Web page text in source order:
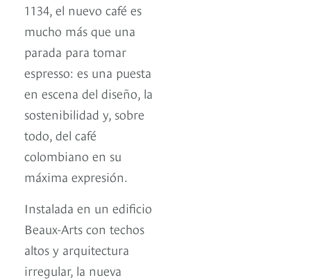
1134, el nuevo café es
mucho más que una
parada para tomar
espresso: es una puesta
en escena del diseño, la
sostenibilidad y, sobre
todo, del café
colombiano en su
máxima expresión.
Instalada en un edificio
Beaux-Arts con techos
altos y arquitectura
irregular, la nueva